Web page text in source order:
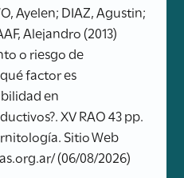
Ayelen; DIAZ, Agustin;
Alejandro (2013)
o riesgo de
factor es
en
XV RAO 43 pp.
Sitio Web
(06/08/2026)